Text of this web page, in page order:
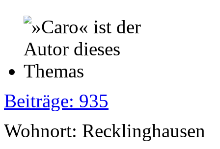
Beiträge: 935
Wohnort: Recklinghausen